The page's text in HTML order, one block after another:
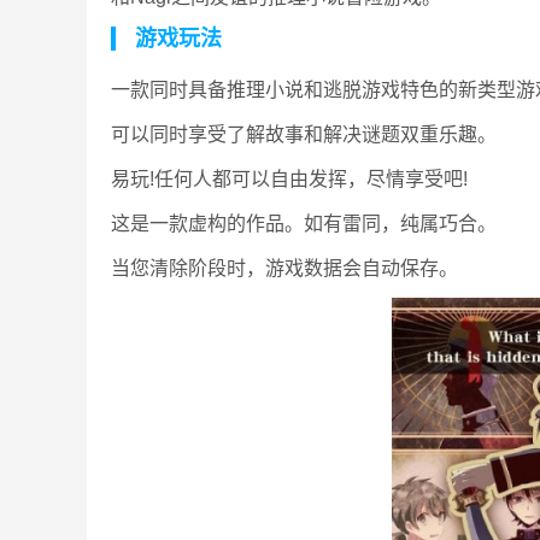
游戏玩法
一款同时具备推理小说和逃脱游戏特色的新类型游
可以同时享受了解故事和解决谜题双重乐趣。
易玩!任何人都可以自由发挥，尽情享受吧!
这是一款虚构的作品。如有雷同，纯属巧合。
当您清除阶段时，游戏数据会自动保存。